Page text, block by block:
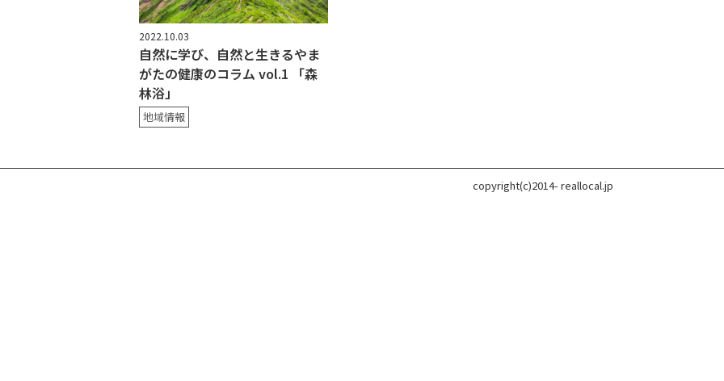
2022.10.03
自然に学び、自然と生きるやま
がたの健康のコラム vol.1 「森
林浴」
地域情報
copyright(c)2014- reallocal.jp